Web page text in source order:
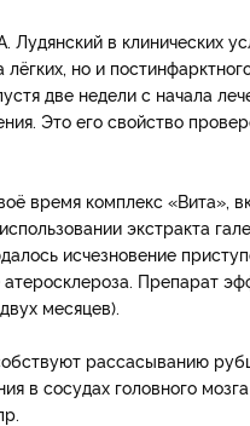
в клинических
лёгких, но и
две недели с начала
Это его свойство
время комплекс «Вита»,
экстракта
исчезновение
Препарат
месяцев).
рассасыванию
в сосудах головного